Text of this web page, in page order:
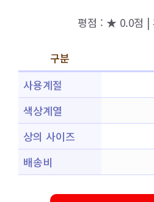
평점 : ★ 0.0점 |
구분
사용계절
색상계열
상의 사이즈
배송비